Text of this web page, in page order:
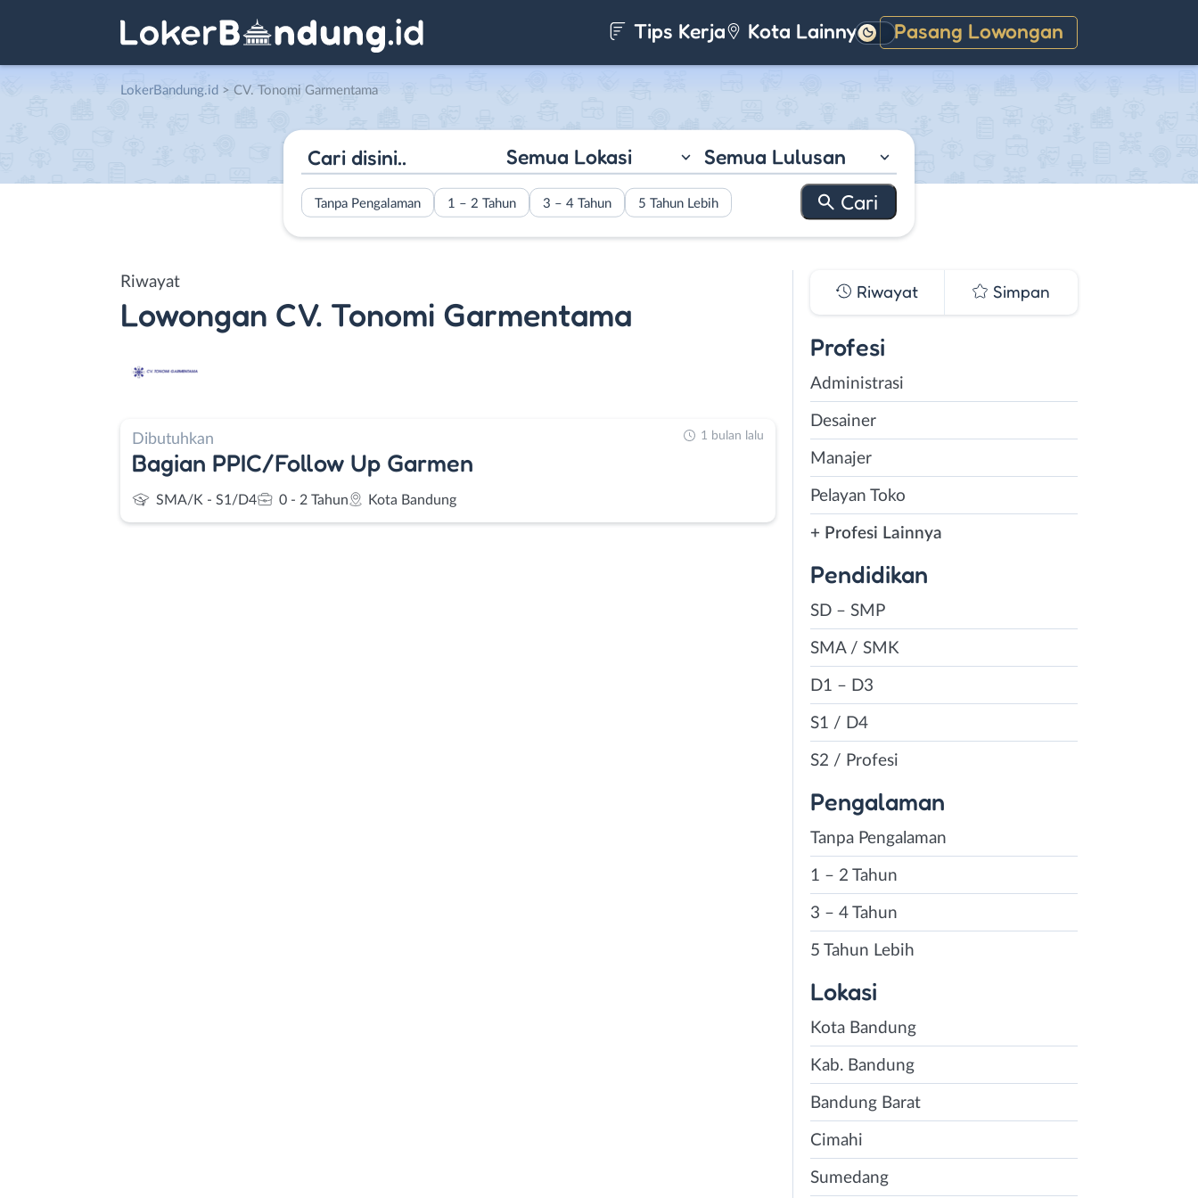
Tips Kerja Kota Lainnya Pasang Lowongan
Gelap
LokerBandung.id > CV. Tonomi Garmentama
Semua Lokasi Semua Lulusan
Tanpa Pengalaman 1 – 2 Tahun 3 – 4 Tahun 5 Tahun Lebih
Riwayat
Lowongan CV. Tonomi Garmentama
Dibutuhkan
Bagian PPIC/Follow Up Garmen
SMA/K - S1/D4 0 - 2 Tahun Kota Bandung
1 bulan lalu
Riwayat Simpan
Profesi
Administrasi
Desainer
Manajer
Pelayan Toko
+ Profesi Lainnya
Pendidikan
SD – SMP
SMA / SMK
D1 – D3
S1 / D4
S2 / Profesi
Pengalaman
Tanpa Pengalaman
1 – 2 Tahun
3 – 4 Tahun
5 Tahun Lebih
Lokasi
Kota Bandung
Kab. Bandung
Bandung Barat
Cimahi
Sumedang